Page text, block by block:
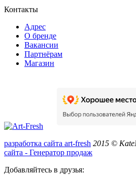
Контакты
Адрес
О бренде
Вакансии
Партнёрам
Магазин
разработка сайта art-fresh 2015 ©
сайта - Генератор продаж
Добавляйтесь в друзья: